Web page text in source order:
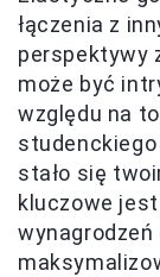
łączenia z
perspektywy
może być
względu na
studenckiego
stało się
kluczowe